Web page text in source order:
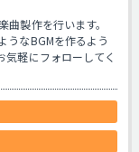
製作を行います。
うなBGMを作るよう
気軽にフォローしてく